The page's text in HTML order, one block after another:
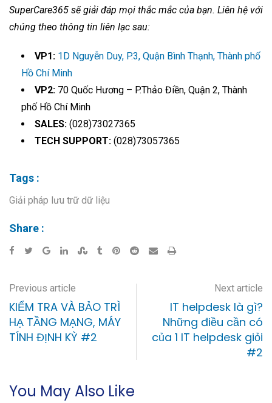
SuperCare365 sẽ giải đáp mọi thắc mắc của bạn. Liên hệ với
chúng theo thông tin liên lạc sau:
VP1: 1D Nguyễn Duy, P.3, Quận Bình Thạnh, Thành phố
Hồ Chí Minh
VP2: 70 Quốc Hương – P.Thảo Điền, Quận 2, Thành
phố Hồ Chí Minh
SALES: (028)73027365
TECH SUPPORT: (028)73057365
Tags :
Giải pháp lưu trữ dữ liệu
Share :
Previous article
KIỂM TRA VÀ BẢO TRÌ
HẠ TẦNG MẠNG, MÁY
TÍNH ĐỊNH KỲ #2
Next article
IT helpdesk là gì?
Những điều cần có
của 1 IT helpdesk giỏi
#2
You May Also Like